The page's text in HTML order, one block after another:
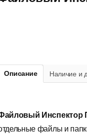
Описание Наличие и
Инспектор
файлы и